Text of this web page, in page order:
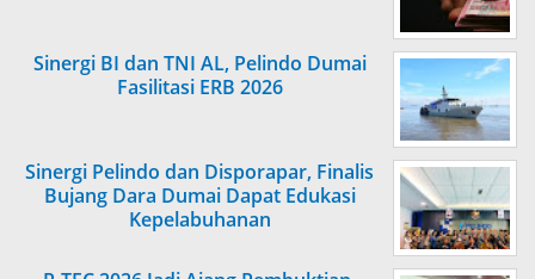
Sinergi BI dan TNI AL, Pelindo Dumai
Fasilitasi ERB 2026
Sinergi Pelindo dan Disporapar, Finalis
Bujang Dara Dumai Dapat Edukasi
Kepelabuhanan